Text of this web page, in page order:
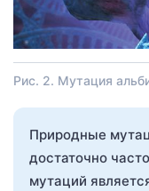
Рис. 2. Мутация
Природные
достаточно
мутаций